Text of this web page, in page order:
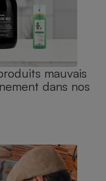
mauvais
dans nos